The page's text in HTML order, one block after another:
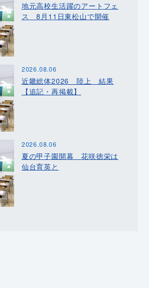
地元高校生活躍のアートフェ
ス 8月11日東松山で開催
2026.08.06
近畿総体2026 陸上 結果
【追記・再掲載】
2026.08.06
夏の甲子園開幕 花咲徳栄は
仙台育英と